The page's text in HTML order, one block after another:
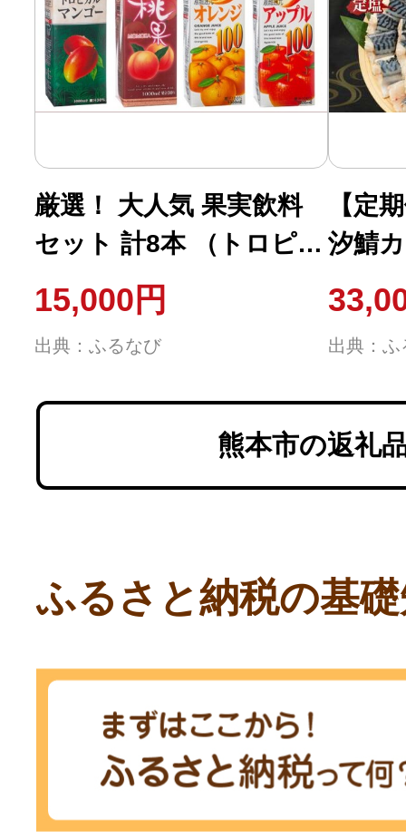
厳選！ 大人気 果実飲料
セット 計8本 （トロピカ
ルマンゴー 1L × 2本 ／
桃果 1L × 2本 ／ オレン
ジ100 1L × 2本 ／ アッ
プル100 1L × 2本） ／
フルーツ飲料 フ
15,000円
出典：ふるなび
【定
汐鯖
仕込
弁当
量約
一汐
凍 焼
出典：ふ
熊本市の返礼
ふるさと納税の基